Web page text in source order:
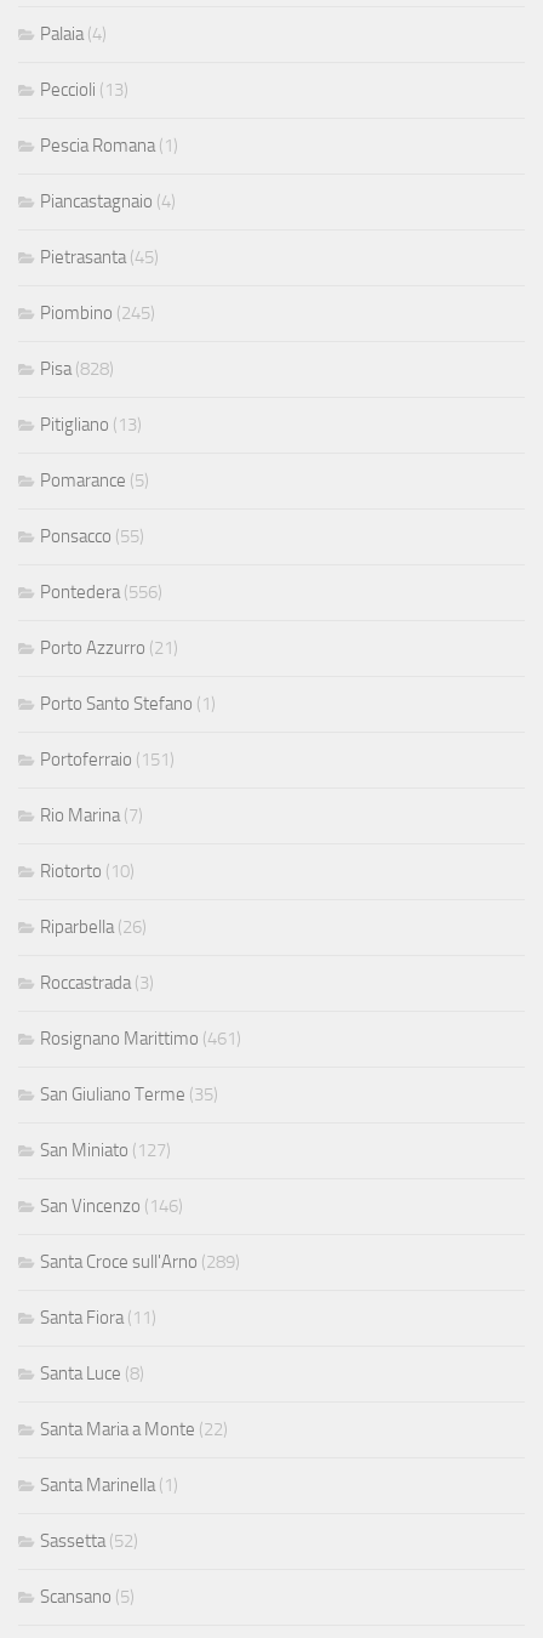
Palaia (4)
Peccioli (13)
Pescia Romana (1)
Piancastagnaio (4)
Pietrasanta (45)
Piombino (245)
Pisa (828)
Pitigliano (13)
Pomarance (5)
Ponsacco (55)
Pontedera (556)
Porto Azzurro (21)
Porto Santo Stefano (1)
Portoferraio (151)
Rio Marina (7)
Riotorto (10)
Riparbella (26)
Roccastrada (3)
Rosignano Marittimo (461)
San Giuliano Terme (35)
San Miniato (127)
San Vincenzo (146)
Santa Croce sull'Arno (289)
Santa Fiora (11)
Santa Luce (8)
Santa Maria a Monte (22)
Santa Marinella (1)
Sassetta (52)
Scansano (5)